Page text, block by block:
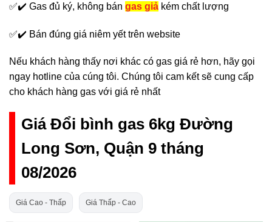
✅✔️ Gas đủ ký, không bán gas giả kém chất lượng
✅✔️ Bán đúng giá niêm yết trên website
Nếu khách hàng thấy nơi khác có gas giá rẻ hơn, hãy gọi
ngay hotline của cúng tôi. Chúng tôi cam kết sẽ cung cấp
cho khách hàng gas với giá rẻ nhất
Giá Đổi bình gas 6kg Đường
Long Sơn, Quận 9 tháng
08/2026
Giá Cao - Thấp Giá Thấp - Cao